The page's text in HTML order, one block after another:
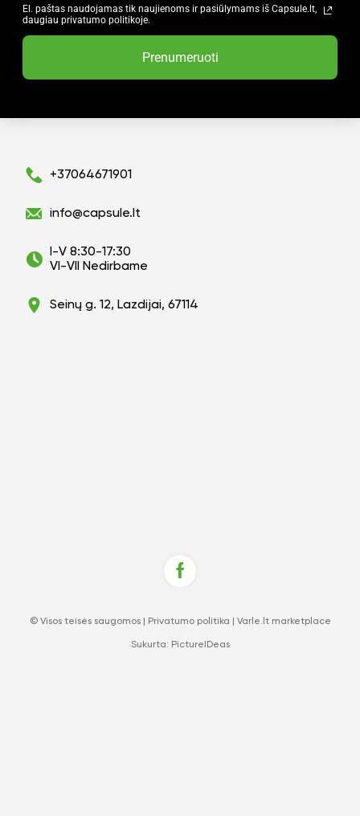
El. paštas naudojamas tik naujienoms ir pasiūlymams iš Capsule.lt,
daugiau privatumo politikoje.
Prenumeruoti
+37064671901
info@capsule.lt
I-V 8:30-17:30
VI-VII Nedirbame
Seinų g. 12, Lazdijai, 67114
© Visos teisės saugomos | Privatumo politika Varle.lt marketplace
Sukurta: PictureIDeas
10%
nuo savo užsakymo?